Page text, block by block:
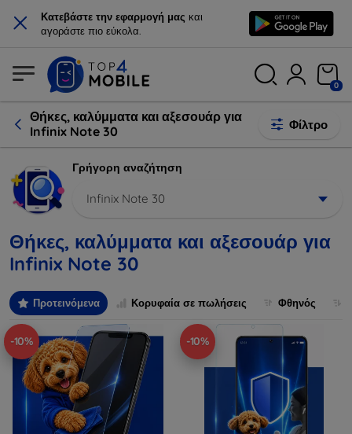
× Κατεβάστε την εφαρμογή μας και
αγοράστε πιο εύκολα.
0
Θήκες, καλύμματα και αξεσουάρ για
Infinix Note 30
Φίλτρο
Γρήγορη αναζήτηση
Infinix Note 30
Θήκες, καλύμματα και αξεσουάρ για
Infinix Note 30
Προτεινόμενα Κορυφαία σε πωλήσεις Φθηνός
-10% -10%